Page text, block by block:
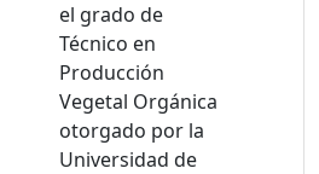
el grado de
Técnico en
Producción
Vegetal Orgánica
otorgado por la
Universidad de